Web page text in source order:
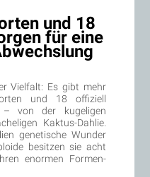
und 18
für eine
Vielfalt: Es gibt mehr
und 18 offiziell
– von der kugeligen
Kaktus-Dahlie.
genetische Wunder
besitzen sie acht
enormen Formen-